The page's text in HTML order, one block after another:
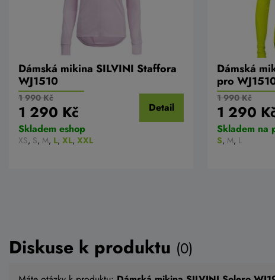
Dámská mikina SILVINI Staffora
WJ1510
1 990 Kč
1 290 Kč
Skladem eshop
XS, S, M, L, XL, XXL
Detail
Dámská
pro
1 990 Kč
1 290
Skladem na
S, M, L
Diskuse k produktu (0)